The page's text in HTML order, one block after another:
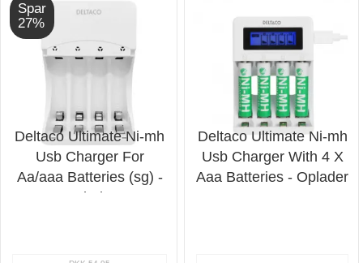
Spar
27%
Deltaco Ultimate Ni-mh
Usb Charger For
Aa/aaa Batteries (sg) -
Oplader
Deltaco Ultimate Ni-mh
Usb Charger With 4 X
Aaa Batteries - Oplader